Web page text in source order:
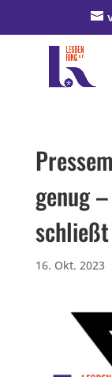
content
genug
16. Okt. 2023